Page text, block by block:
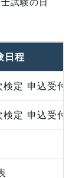
日程
定 申込受付
定 申込受付